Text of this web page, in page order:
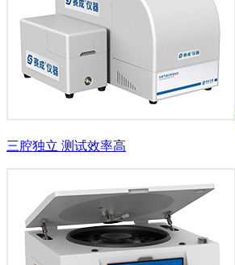
三腔独立 测试效率高